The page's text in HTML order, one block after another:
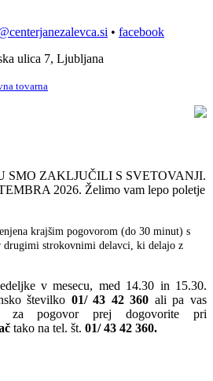
• facebook
ulica 7, Ljubljana
tovarna
SMO ZAKLJUČILI S SVETOVANJI.
2026. Želimo vam lepo poletje
krajšim pogovorom (do 30 minut) s
strokovnimi delavci, ki delajo z
v mesecu, med 14.30 in 15.30.
številko 01/ 43 42 360 ali pa vas
pogovor prej dogovorite pri
tako na tel. št. 01/ 43 42 360.